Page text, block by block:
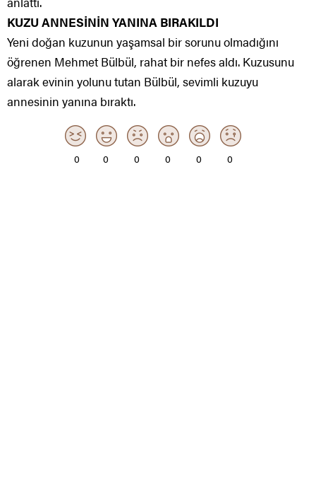
KUZU ANNESİNİN YANINA BIRAKILDI
Yeni doğan kuzunun yaşamsal bir sorunu olmadığını
öğrenen Mehmet Bülbül, rahat bir nefes aldı. Kuzusunu
alarak evinin yolunu tutan Bülbül, sevimli kuzuyu
annesinin yanına bıraktı.
0 0 0 0 0 0